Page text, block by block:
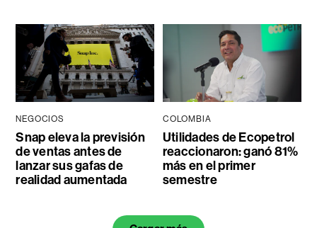
NEGOCIOS
Snap eleva la previsión
de ventas antes de
lanzar sus gafas de
realidad aumentada
COLOMBIA
Utilidades de Ecopetrol
reaccionaron: ganó 81%
más en el primer
semestre